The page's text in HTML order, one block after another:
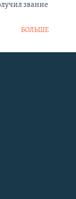
звание
БОЛЬШЕ